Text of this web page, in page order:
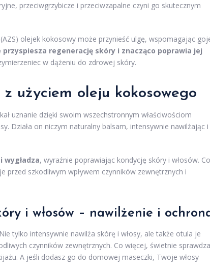
przeciwgrzybicze i przeciwzapalne czyni go skutecznym
olejek kokosowy może przynieść ulgę, wspomagając
regenerację skóry i znacząco poprawia jej
w dążeniu do zdrowej skóry.
użyciem oleju kokosowego
uznanie dzięki swoim wszechstronnym właściwościom
Działa on niczym naturalny balsam, intensywnie nawilżając i
, wyraźnie poprawiając kondycję skóry i włosów. Co
szkodliwym wpływem czynników zewnętrznych i
i włosów – nawilżenie i
Nie tylko intensywnie nawilża skórę i włosy, ale także otula je
czynników zewnętrznych. Co więcej, świetnie
A jeśli dodasz go do domowej maseczki, Twoje włosy